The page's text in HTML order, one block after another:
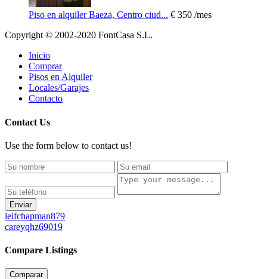
Piso en alquiler Baeza, Centro ciud... € 350 /mes
Copyright © 2002-2020 FontCasa S.L.
Inicio
Comprar
Pisos en Alquiler
Locales/Garajes
Contacto
Contact Us
Use the form below to contact us!
Enviar
leifchapman879
careyqhz69019
Compare Listings
Comparar